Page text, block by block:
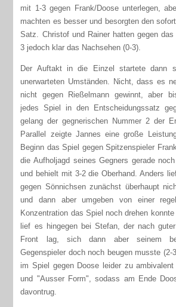
mit 1-3 gegen Frank/Doose unterlegen,
machten es besser und besorgten den
Satz. Christof und Rainer hatten gegen das
3 jedoch klar das Nachsehen (0-3).
Der Auftakt in die Einzel startete dann
unerwarteten Umständen. Nicht, dass es
nicht gegen Rießelmann gewinnt, aber
jedes Spiel in den Entscheidungssatz
gelang der gegnerischen Nummer 2 der
Parallel zeigte Jannes eine große
Beginn das Spiel gegen Spitzenspieler
die Aufholjagd seines Gegners gerade
und behielt mit 3-2 die Oberhand. Anders
gegen Sönnichsen zunächst überhaupt
und dann aber umgeben von einer
Konzentration das Spiel noch drehen
lief es hingegen bei Stefan, der nach
Front lag, sich dann aber seinem
Gegenspieler doch noch beugen musste (2-
im Spiel gegen Doose leider zu ambivalent
und "Ausser Form", sodass am Ende
davontrug.